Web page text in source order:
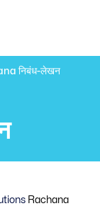
निबंध-लेखन
Rachana